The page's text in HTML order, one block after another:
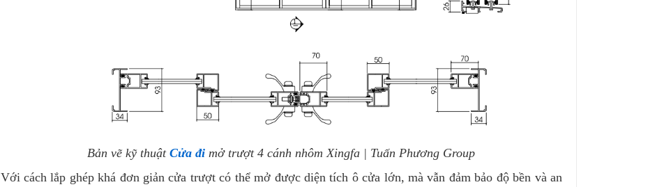
Bản vẽ kỹ thuậtCửa đi mở trượt 4 cánh nhôm Xingfa | Tuấn Phương Group
Với cách lắp ghép khá đơn giản cửa trượt có thể mở được diện tích ô cửa lớn, mà vẫn đảm bảo độ bền và an